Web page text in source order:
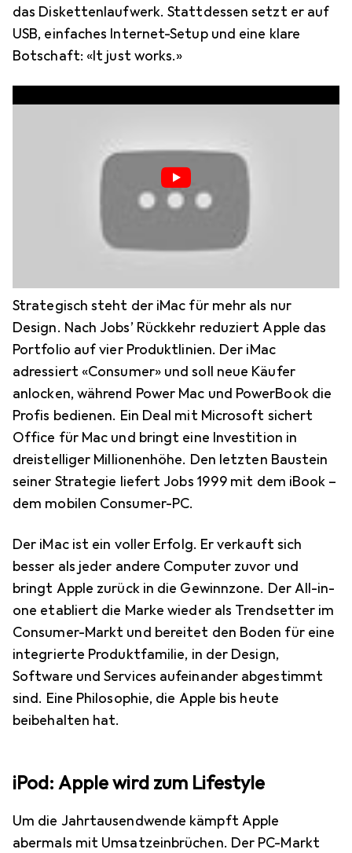
das Diskettenlaufwerk. Stattdessen setzt er auf
USB, einfaches Internet-Setup und eine klare
Botschaft: «It just works.»
Strategisch steht der iMac für mehr als nur
Design. Nach Jobs’ Rückkehr reduziert Apple das
Portfolio auf vier Produktlinien. Der iMac
adressiert «Consumer» und soll neue Käufer
anlocken, während Power Mac und PowerBook die
Profis bedienen. Ein Deal mit Microsoft sichert
Office für Mac und bringt eine Investition in
dreistelliger Millionenhöhe. Den letzten Baustein
seiner Strategie liefert Jobs 1999 mit dem iBook –
dem mobilen Consumer-PC.
Der iMac ist ein voller Erfolg. Er verkauft sich
besser als jeder andere Computer zuvor und
bringt Apple zurück in die Gewinnzone. Der All-in-
one etabliert die Marke wieder als Trendsetter im
Consumer-Markt und bereitet den Boden für eine
integrierte Produktfamilie, in der Design,
Software und Services aufeinander abgestimmt
sind. Eine Philosophie, die Apple bis heute
beibehalten hat.
iPod: Apple wird zum Lifestyle
Um die Jahrtausendwende kämpft Apple
abermals mit Umsatzeinbrüchen. Der PC-Markt